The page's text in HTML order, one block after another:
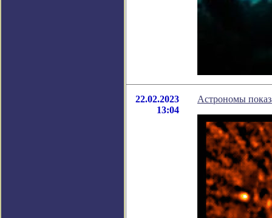
22.02.2023
13:04
Астрономы